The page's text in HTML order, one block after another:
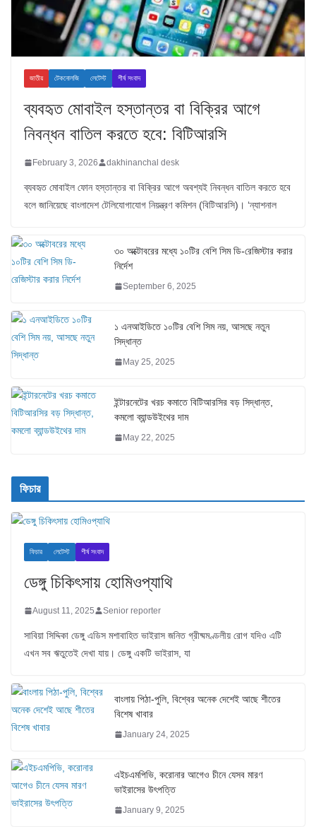
জাতীয় টেকনোলজি লেটেস্ট শীর্ষ সংবাদ
ব্যবহৃত মোবাইল হস্তান্তর বা বিক্রির আগে
নিবন্ধন বাতিল করতে হবে: বিটিআরসি
February 3, 2026 dakhinanchal desk
ব্যবহৃত মোবাইল ফোন হস্তান্তর বা বিক্রির আগে অবশ্যই নিবন্ধন বাতিল করতে হবে
বলে জানিয়েছে বাংলাদেশ টেলিযোগাযোগ নিয়ন্ত্রণ কমিশন (বিটিআরসি)। ‘ন্যাশনাল
৩০ অক্টোবরের মধ্যে ১০টির বেশি সিম ডি-রেজিস্টার করার
নির্দেশ
September 6, 2025
১ এনআইডিতে ১০টির বেশি সিম নয়, আসছে নতুন
সিদ্ধান্ত
May 25, 2025
ইন্টারনেটের খরচ কমাতে বিটিআরসির বড় সিদ্ধান্ত,
কমলো ব্যান্ডউইথের দাম
May 22, 2025
ফিচার
ফিচার লেটেস্ট শীর্ষ সংবাদ
ডেঙ্গু চিকিৎসায় হোমিওপ্যাথি
August 11, 2025 Senior reporter
সাবিয়া সিদ্দিকা ডেঙ্গু এডিস মশাবাহিত ভাইরাস জনিত গ্রীষ্মমণ্ডলীয় রোগ যদিও এটি
এখন সব ঋতুতেই দেখা যায়। ডেঙ্গু একটি ভাইরাস, যা
বাংলায় পিঠা-পুলি, বিশ্বের অনেক দেশেই আছে শীতের
বিশেষ খাবার
January 24, 2025
এইচএমপিভি, করোনার আগেও চীনে যেসব মারণ
ভাইরাসের উৎপত্তি
January 9, 2025